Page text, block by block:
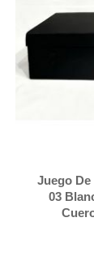
Juego De
03